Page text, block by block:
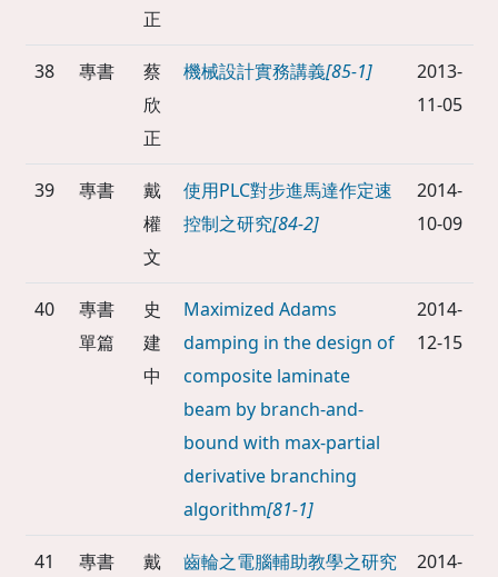
正
38 專書
蔡
欣
正
機械設計實務講義[85-1]
2013-
11-05
39 專書
戴
權
文
使用PLC對步進馬達作定速
控制之研究[84-2]
2014-
10-09
40
專書
單篇
史
建
中
Maximized Adams
damping in the design of
composite laminate
beam by branch-and-
bound with max-partial
derivative branching
algorithm[81-1]
2014-
12-15
41 專書
戴
齒輪之電腦輔助教學之研究
2014-